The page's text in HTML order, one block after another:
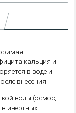
кальция и
в воде и
внесения.
воды (осмос,
инертных